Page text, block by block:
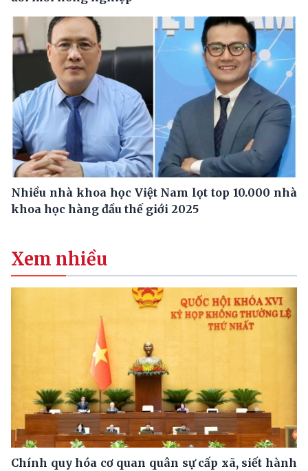
Nhiều nhà khoa học Việt Nam lọt top 10.000 nhà
khoa học hàng đầu thế giới 2025
Xem nhiều
Chính quy hóa cơ quan quân sự cấp xã, siết hành